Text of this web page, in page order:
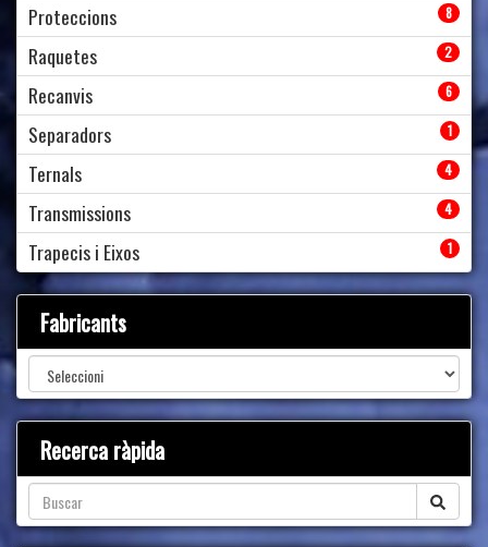
Proteccions 8
Raquetes 2
Recanvis 6
Separadors 1
Ternals 4
Transmissions 4
Trapecis i Eixos 1
Fabricants
Recerca ràpida